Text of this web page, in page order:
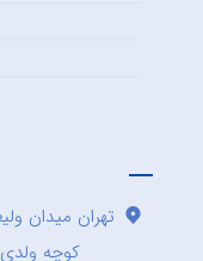
تهران میدان
کوچه ولدی پلاک ۳۹